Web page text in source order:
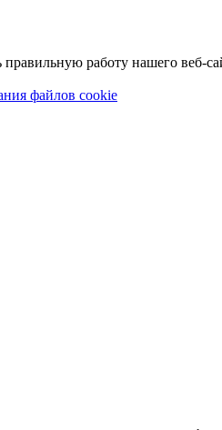
работу нашего веб-
файлов cookie